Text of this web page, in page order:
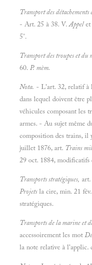
Transport des
- Art. 25 à 38. V.Appelet
5°.
Transport des troupes et du
60. P. mèm.
Nota. - L'art. 32, relatif à
dans lequel doivent être
véhicules composant les
armes. - Au sujet même
composition des trains, il
juillet 1876, art. Trains
29 oct. 1884, modificatifs
Transports stratégiques,
Projets la cire, min. 21
stratégiques.
Transports de la marine et
accessoirement les mot
la note relative à l'applic.